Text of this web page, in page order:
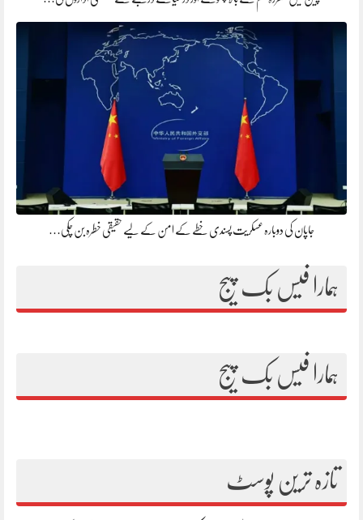
جاپان کی دوبارہ عسکریت پسندی خطے کے امن کے لیے حقیقی خطرہ بن چکی…
ہمارا فیس بک پیج
ہمارا فیس بک پیج
تازہ ترین پوسٹ